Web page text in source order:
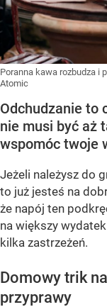
Poranna kawa rozbudza i
Atomic
Odchudzanie to
nie musi być aż
wspomóc twoje
Jeżeli należysz do
to już jesteś na
że napój ten
na większy
kilka zastrzeżeń.
Domowy trik
przyprawy